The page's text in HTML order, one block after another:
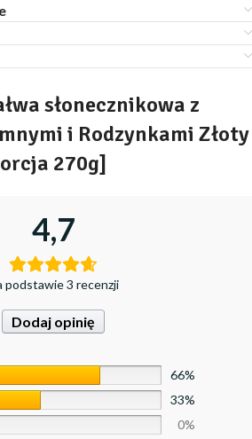
słonecznikowa z
i Rodzynkami Złoty
270g]
4,7
podstawie 3 recenzji
Dodaj opinię
66%
33%
0%